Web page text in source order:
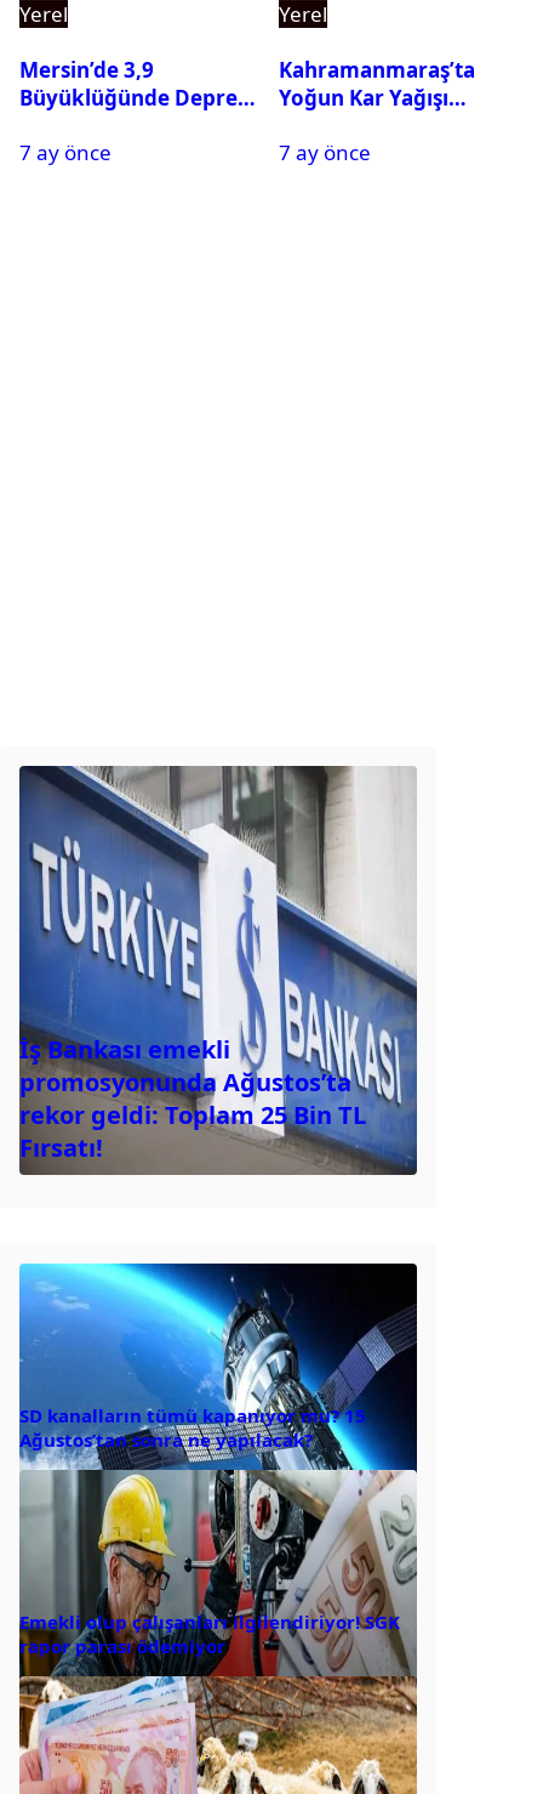
Yerel
Mersin’de 3,9
Büyüklüğünde Deprem
7 ay önce
Yerel
Kahramanmaraş’ta
Yoğun Kar Yağışı
Tatil
7 ay önce
İş Bankası emekli
promosyonunda Ağustos’ta
rekor geldi: Toplam 25 Bin TL
Fırsatı!
SD kanalların tümü kapanıyor mu? 15
Ağustos’tan sonra ne yapılacak?
Emekli olup çalışanları ilgilendiriyor! SGK
rapor parası ödemiyor